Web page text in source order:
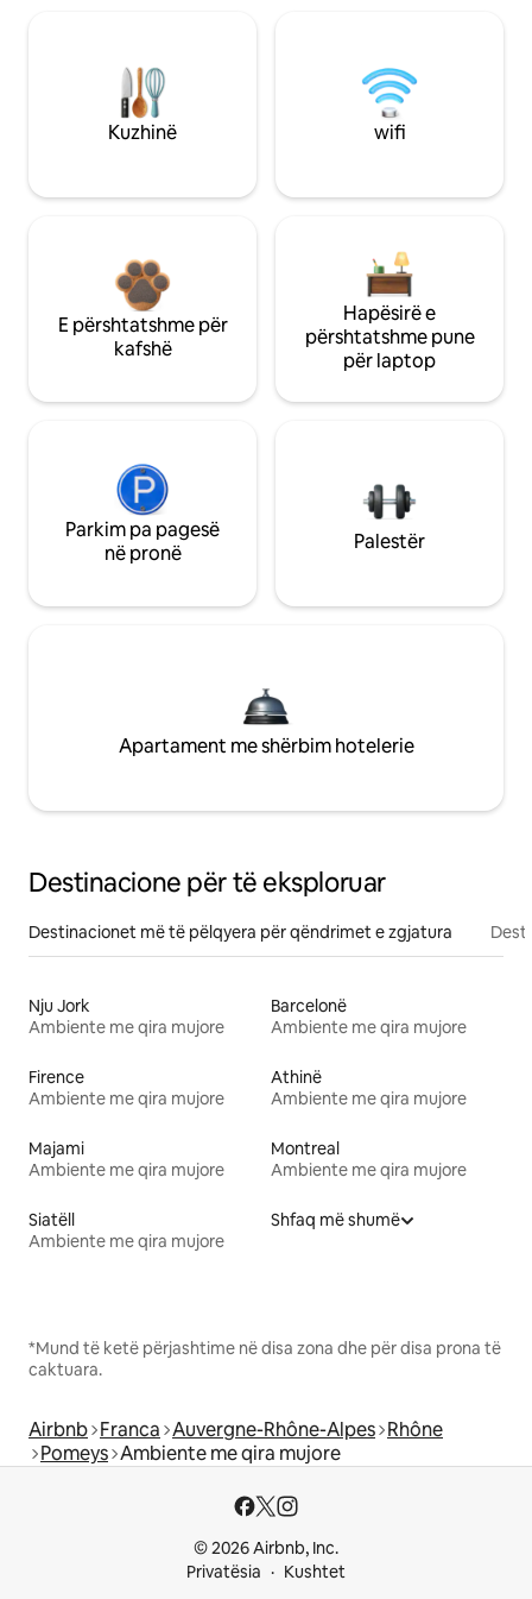
Kuzhinë wifi
E përshtatshme për
kafshë
Hapësirë e
përshtatshme pune
për laptop
Parkim pa pagesë
në pronë
Palestër
Apartament me shërbim hotelerie
Destinacione për të eksploruar
Destinacionet më të pëlqyera për qëndrimet e zgjatura
Nju Jork
Ambiente me qira mujore
Barcelonë
Ambiente me qira mujore
Firence
Ambiente me qira mujore
Athinë
Ambiente me qira mujore
Majami
Ambiente me qira mujore
Montreal
Ambiente me qira mujore
Siatëll
Ambiente me qira mujore
Shfaq më shumë
*Mund të ketë përjashtime në disa zona dhe për disa prona të
caktuara.
Airbnb Franca Auvergne-Rhône-Alpes Rhône
Pomeys Ambiente me qira mujore
© 2026 Airbnb, Inc.
Privatësia
Kushtet